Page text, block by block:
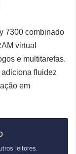
7300 combinado
virtual
e multitarefas.
fluidez
em
leitores.